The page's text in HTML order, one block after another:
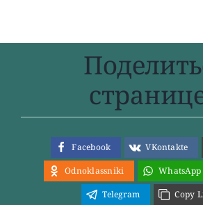
Facebook VKontakte
Odnoklassniki
WhatsApp
Telegram
Copy